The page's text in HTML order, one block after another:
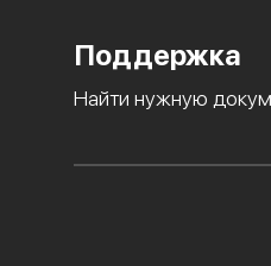
Поддержка
Найти нужную